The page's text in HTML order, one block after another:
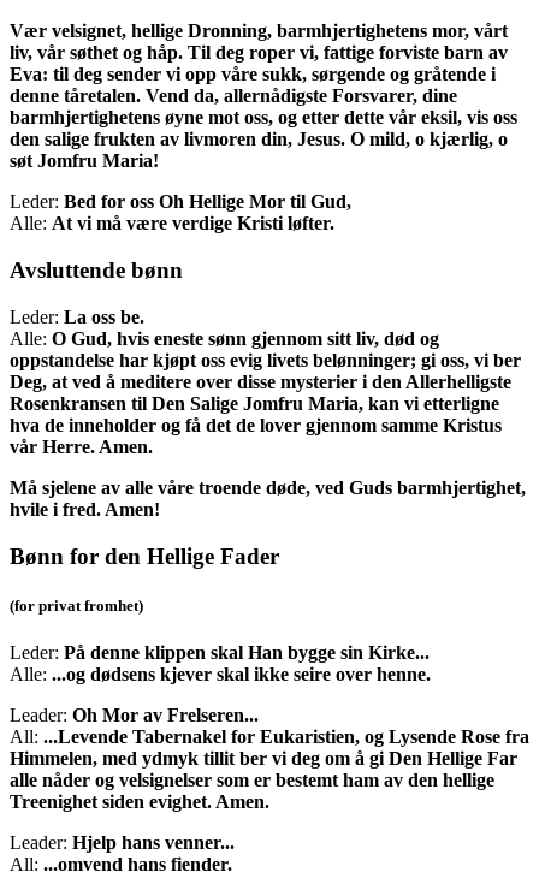
Vær velsignet, hellige Dronning, barmhjertighetens mor, vårt
liv, vår søthet og håp. Til deg roper vi, fattige forviste barn av
Eva: til deg sender vi opp våre sukk, sørgende og gråtende i
denne tåretalen. Vend da, allernådigste Forsvarer, dine
barmhjertighetens øyne mot oss, og etter dette vår eksil, vis oss
den salige frukten av livmoren din, Jesus. O mild, o kjærlig, o
søt Jomfru Maria!
Leder: Bed for oss Oh Hellige Mor til Gud,
Alle: At vi må være verdige Kristi løfter.
Avsluttende bønn
Leder: La oss be.
Alle: O Gud, hvis eneste sønn gjennom sitt liv, død og
oppstandelse har kjøpt oss evig livets belønninger; gi oss, vi ber
Deg, at ved å meditere over disse mysterier i den Allerhelligste
Rosenkransen til Den Salige Jomfru Maria, kan vi etterligne
hva de inneholder og få det de lover gjennom samme Kristus
vår Herre. Amen.
Må sjelene av alle våre troende døde, ved Guds barmhjertighet,
hvile i fred. Amen!
Bønn for den Hellige Fader
(for privat fromhet)
Leder: På denne klippen skal Han bygge sin Kirke...
Alle: ...og dødsens kjever skal ikke seire over henne.
Leader: Oh Mor av Frelseren...
All: ...Levende Tabernakel for Eukaristien, og Lysende Rose fra
Himmelen, med ydmyk tillit ber vi deg om å gi Den Hellige Far
alle nåder og velsignelser som er bestemt ham av den hellige
Treenighet siden evighet. Amen.
Leader: Hjelp hans venner...
All: ...omvend hans fiender.